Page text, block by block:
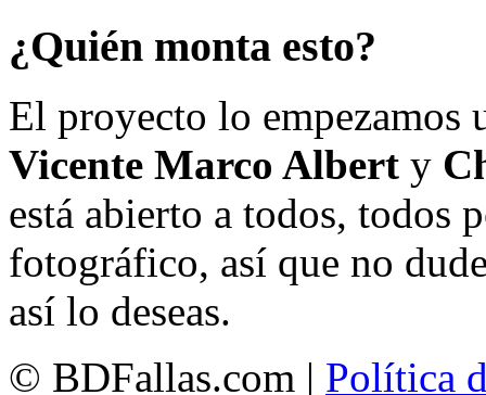
¿Quién monta esto?
El proyecto lo empezamos
Vicente Marco Albert y
está abierto a todos, todos
fotográfico, así que no
así lo deseas.
© BDFallas.com | Política